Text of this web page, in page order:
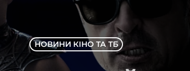
НОВИНИ КІНО ТА ТБ